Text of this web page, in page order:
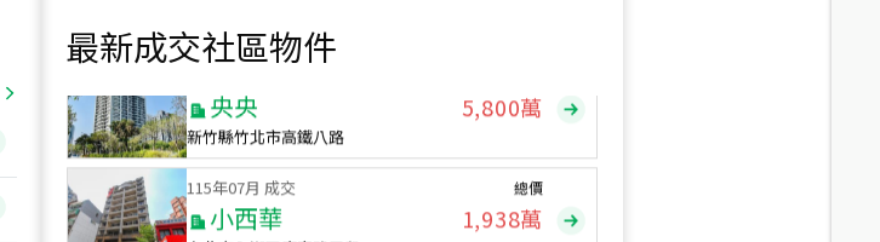
最新成交社區物件
115年07月 成交
新竹縣竹北市高鐵八路
115年07月 成交
小西華
台北市內湖區康寧路三段
總價
1,938萬